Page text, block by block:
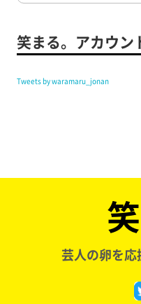
笑まる。アカウン
Tweets by waramaru_jonan
芸人の卵を応